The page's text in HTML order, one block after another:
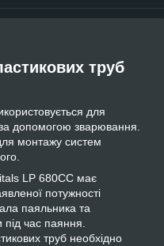
труб
для
за допомогою зварювання.
монтажу систем
LP 680CC має
потужності
паяльника та
під час паяння.
труб необхідно